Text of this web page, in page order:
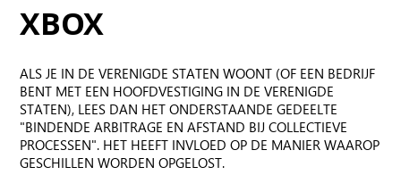
XBOX
ALS JE IN DE VERENIGDE STATEN WOONT (OF EEN BEDRIJF
BENT MET EEN HOOFDVESTIGING IN DE VERENIGDE
STATEN), LEES DAN HET ONDERSTAANDE GEDEELTE
"BINDENDE ARBITRAGE EN AFSTAND BIJ COLLECTIEVE
PROCESSEN". HET HEEFT INVLOED OP DE MANIER WAAROP
GESCHILLEN WORDEN OPGELOST.